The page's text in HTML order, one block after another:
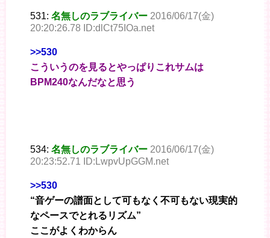
531: 名無しのラブライバー 2016/06/17(金)
20:20:26.78 ID:dlCt75IOa.net
>>530
こういうのを見るとやっぱりこれサムは
BPM240なんだなと思う
534: 名無しのラブライバー 2016/06/17(金)
20:23:52.71 ID:LwpvUpGGM.net
>>530
“音ゲーの譜面として可もなく不可もない現実的
なペースでとれるリズム”
ここがよくわからん